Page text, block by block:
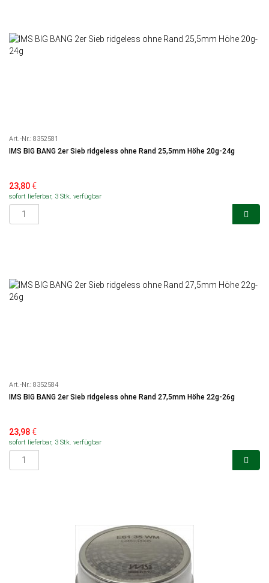
Art.-Nr.: 8352581
IMS BIG BANG 2er Sieb ridgeless ohne Rand 25,5mm Höhe 20g-24g
23,80€
sofort lieferbar, 3 Stk. verfügbar
Art.-Nr.: 8352584
IMS BIG BANG 2er Sieb ridgeless ohne Rand 27,5mm Höhe 22g-26g
23,98€
sofort lieferbar, 3 Stk. verfügbar